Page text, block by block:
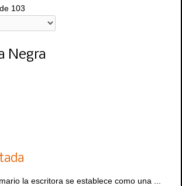
103
Negra
la escritora se establece como una ...